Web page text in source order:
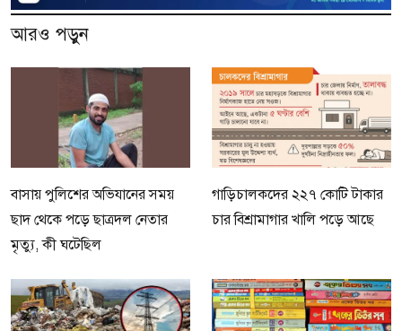
আরও পড়ুন
বাসায় পুলিশের অভিযানের সময়
ছাদ থেকে পড়ে ছাত্রদল নেতার
মৃত্যু, কী ঘটেছিল
গাড়িচালকদের ২২৭ কোটি টাকার
চার বিশ্রামাগার খালি পড়ে আছে